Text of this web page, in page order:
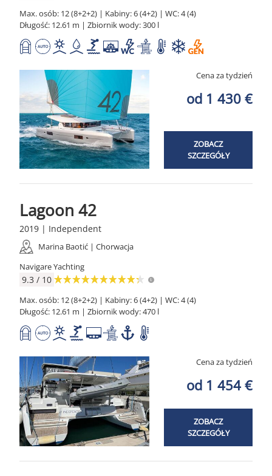
Max. osób: 12 (8+2+2) | Kabiny: 6 (4+2) | WC: 4 (4)
Długość: 12.61 m | Zbiornik wody: 300 l
Cena za tydzień
od 1 430 €
ZOBACZ
SZCZEGÓŁY
Lagoon 42
2019 | Independent
Marina Baotić | Chorwacja
Navigare Yachting
9.3 / 10
Max. osób: 12 (8+2+2) | Kabiny: 6 (4+2) | WC: 4 (4)
Długość: 12.61 m | Zbiornik wody: 470 l
Cena za tydzień
od 1 454 €
ZOBACZ
SZCZEGÓŁY